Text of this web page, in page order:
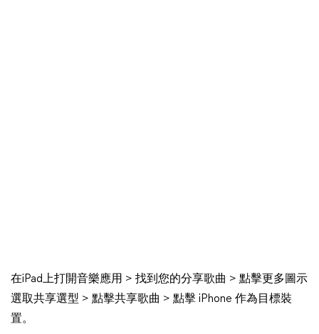
在iPad上打開音樂應用 > 找到您的分享歌曲 > 點擊更多圖示
選取共享選型 > 點擊共享歌曲 > 點擊 iPhone 作為目標裝
置。